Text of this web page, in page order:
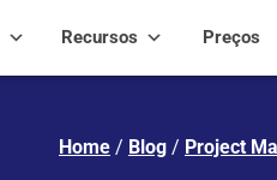
Recursos Preços
Home / Blog / Project